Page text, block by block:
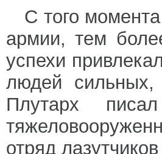
С того
армии, тем
успехи
людей
Плутарх
отряд